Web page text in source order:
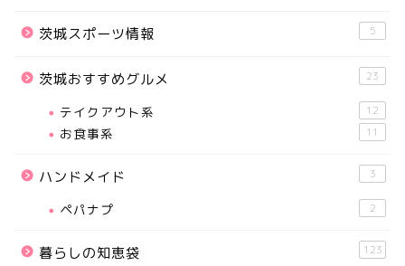
茨城スポーツ情報 5
茨城おすすめグルメ 23
テイクアウト系 12
お食事系 11
ハンドメイド 3
ペパナプ 2
暮らしの知恵袋 123